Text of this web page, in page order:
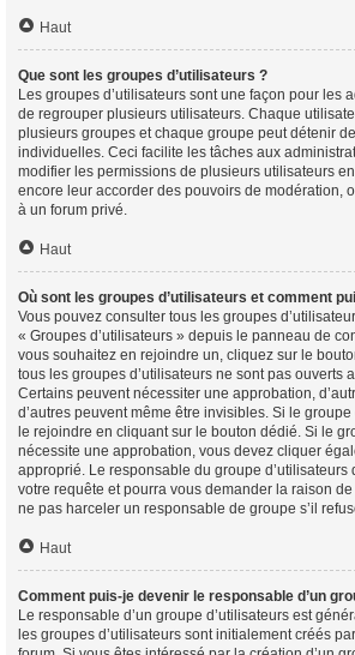
Haut
Que sont les groupes d’utilisateurs ?
Les groupes d’utilisateurs sont une façon pour les
de regrouper plusieurs utilisateurs. Chaque
plusieurs groupes et chaque groupe peut détenir
individuelles. Ceci facilite les tâches aux
modifier les permissions de plusieurs utilisateurs
encore leur accorder des pouvoirs de modération,
à un forum privé.
Haut
Où sont les groupes d’utilisateurs et comment
Vous pouvez consulter tous les groupes
« Groupes d’utilisateurs » depuis le panneau de
vous souhaitez en rejoindre un, cliquez sur le
tous les groupes d’utilisateurs ne sont pas ouverts
Certains peuvent nécessiter une approbation,
d’autres peuvent même être invisibles. Si le
le rejoindre en cliquant sur le bouton dédié. Si le
nécessite une approbation, vous devez cliquer
approprié. Le responsable du groupe d’utilisateurs
votre requête et pourra vous demander la raison
ne pas harceler un responsable de groupe s’il
Haut
Comment puis-je devenir le responsable d’un
Le responsable d’un groupe d’utilisateurs est
les groupes d’utilisateurs sont initialement créés